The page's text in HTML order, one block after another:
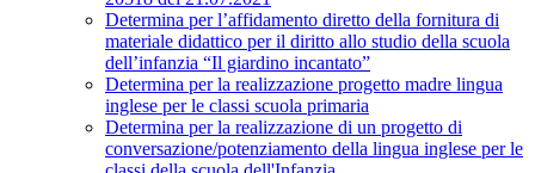
Determina per l’affidamento diretto della fornitura di
materiale didattico per il diritto allo studio della scuola
dell’infanzia “Il giardino incantato”
Determina per la realizzazione progetto madre lingua
inglese per le classi scuola primaria
Determina per la realizzazione di un progetto di
conversazione/potenziamento della lingua inglese per le